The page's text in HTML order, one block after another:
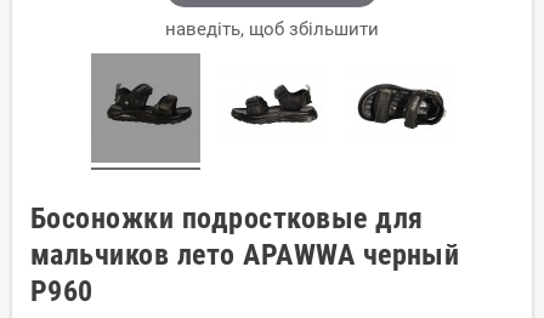
наведіть, щоб збільшити
Босоножки подростковые для
мальчиков лето APAWWA черный
P960